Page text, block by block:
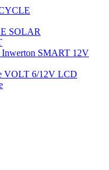
SOLAR
Inwerton SMART 12V
VOLT 6/12V LCD